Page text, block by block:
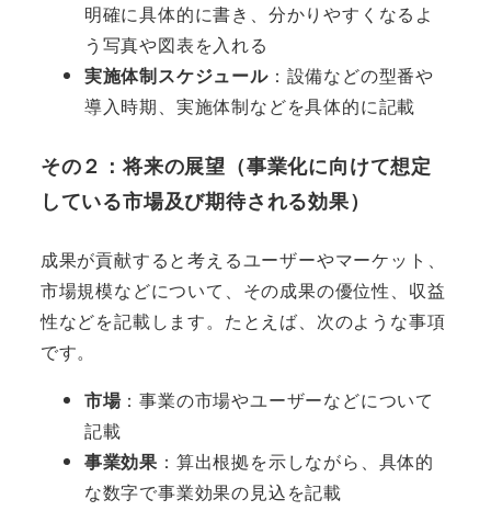
明確に具体的に書き、分かりやすくなるよ
う写真や図表を入れる
実施体制スケジュール：設備などの型番や
導入時期、実施体制などを具体的に記載
その２：将来の展望（事業化に向けて想定
している市場及び期待される効果）
成果が貢献すると考えるユーザーやマーケット、
市場規模などについて、その成果の優位性、収益
性などを記載します。たとえば、次のような事項
です。
市場：事業の市場やユーザーなどについて
記載
事業効果 ：算出根拠を示しながら、具体的
な数字で事業効果の見込を記載